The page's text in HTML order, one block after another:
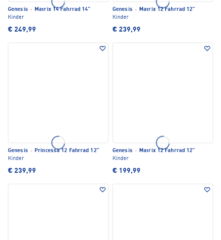
Genesis · Matrix 14 Fahrrad 14"
Kinder
€ 249,99
Genesis · Matrix 12 Fahrrad 12"
Kinder
€ 239,99
Genesis · Princessa 12 Fahrrad 12"
Kinder
€ 239,99
Genesis · Matrix 12 Fahrrad 12"
Kinder
€ 199,99